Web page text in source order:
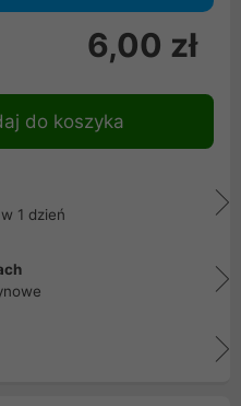
6,00 zł
do koszyka
1 dzień